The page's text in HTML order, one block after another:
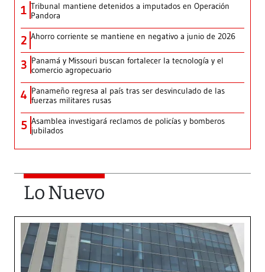
1 Tribunal mantiene detenidos a imputados en Operación
Pandora
2 Ahorro corriente se mantiene en negativo a junio de 2026
3 Panamá y Missouri buscan fortalecer la tecnología y el
comercio agropecuario
4 Panameño regresa al país tras ser desvinculado de las
fuerzas militares rusas
5 Asamblea investigará reclamos de policías y bomberos
jubilados
Lo Nuevo